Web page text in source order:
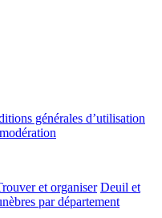
générales d’utilisation
et organiser Deuil et
par département